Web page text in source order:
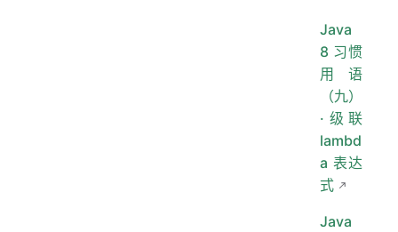
Java
8 习惯
用语
（九）
·级联
lambd
a 表达
式
Java